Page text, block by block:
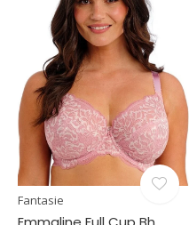
Fantasie